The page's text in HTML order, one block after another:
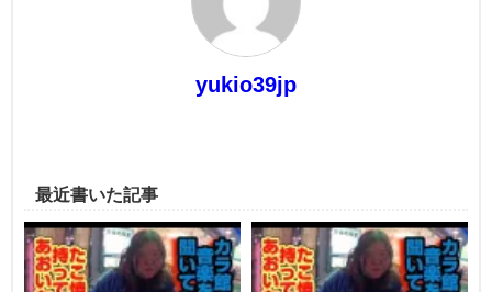
yukio39jp
最近書いた記事